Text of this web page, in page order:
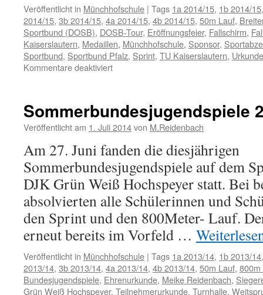
Veröffentlicht in Münchhofschule | Tags 1a 2014/15, 1b 2014/15
2014/15, 3b 2014/15, 4a 2014/15, 4b 2014/15, 50m Lauf,
Sportbund (DOSB), DOSB-Tour, Eröffnungsfeier, Fallschirm,
Kaiserslautern, Medaillen, Münchhofschule, Sponsor,
Sportbund, Sportbund Pfalz, Sprint, TU Kaiserslautern,
Kommentare deaktiviertfür
DOSB-
Tour
Kaiserslautern
Sommerbundesjugendspiele
Veröffentlicht am 1. Juli 2014von M.Reidenbach
Am 27. Juni fanden die diesjährigen
Sommerbundesjugendspiele auf dem
DJK Grün Weiß Hochspeyer statt. Bei
absolvierten alle Schülerinnen und
den Sprint und den 800Meter- Lauf.
erneut bereits im Vorfeld …
Veröffentlicht in Münchhofschule | Tags 1a 2013/14, 1b 2013/14
2013/14, 3b 2013/14, 4a 2013/14, 4b 2013/14, 50m Lauf, 800m
Bundesjugendspiele, Ehrenurkunde, Meike Reidenbach,
Grün Weiß Hochspeyer, Teilnehmerurkunde, Turnhalle,